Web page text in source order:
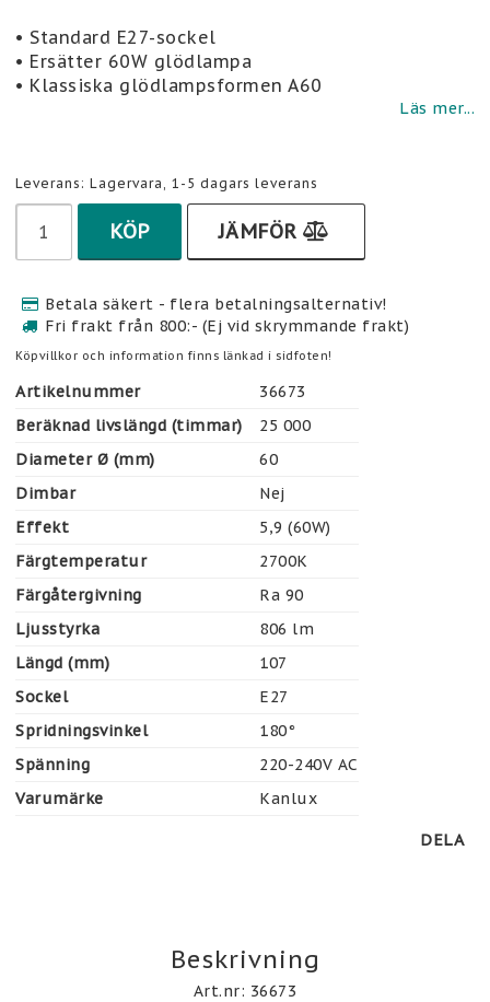
Lägg till i favoritlistan
• Standard E27-sockel
• Ersätter 60W glödlampa
• Klassiska glödlampsformen A60
Läs mer...
Leverans: Lagervara, 1-5 dagars leverans
KÖP JÄMFÖR
Betala säkert - flera betalningsalternativ!
Fri frakt från 800:- (Ej vid skrymmande frakt)
Köpvillkor och information finns länkad i sidfoten!
Artikelnummer
36673
Beräknad livslängd (timmar)
25 000
Diameter Ø (mm)
60
Dimbar
Nej
Effekt
5,9 (60W)
Färgtemperatur
2700K
Färgåtergivning
Ra 90
Ljusstyrka
806 lm
Längd (mm)
107
Sockel
E27
Spridningsvinkel
180°
Spänning
220-240V AC
Varumärke
Kanlux
DELA
Beskrivning
Art.nr: 36673